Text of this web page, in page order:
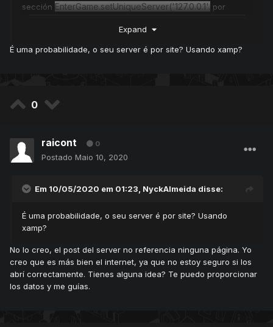
sección EnterGame.setUniqueServer('127.0.0.1'. por
o hice desde el principio y fue el error que me salió.
Yo creo que se trata más de los puertos del internet que no
Expand
É uma probabilidade, o seu server é por site? Usando xamp?
0
raicont 0
Postado Maio 10, 2020
Em 10/05/2020 em 01:23, NyckAlmeida disse:
É uma probabilidade, o seu server é por site? Usando
xamp?
No lo creo, el post del server no referencia ninguna página. Yo
creo que es más bien el internet, ya que no estoy seguro si los
abrí correctamente. Tienes alguna idea? Te puedo proporcionar
los datos y me guías.